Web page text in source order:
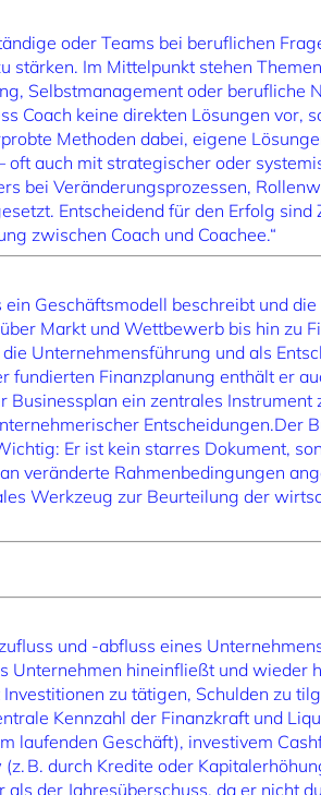
oder Teams bei beruflichen
stärken. Im Mittelpunkt stehen
Selbstmanagement oder berufliche
Coach keine direkten Lösungen vor,
Methoden dabei, eigene
auch mit strategischer oder
bei Veränderungsprozessen,
Entscheidend für den Erfolg sind
zwischen Coach und Coachee.“
Geschäftsmodell beschreibt und
Markt und Wettbewerb bis hin zu
Unternehmensführung und als
fundierten Finanzplanung enthält er
Businessplan ein zentrales Instrument
Entscheidungen.Der
Er ist kein starres Dokument,
veränderte Rahmenbedingungen
Werkzeug zur Beurteilung der
und -abfluss eines
Unternehmen hineinfließt und wieder
zu tätigen, Schulden zu
Kennzahl der Finanzkraft und
laufenden Geschäft), investivem
B. durch Kredite oder
der Jahresüberschuss, da er nicht